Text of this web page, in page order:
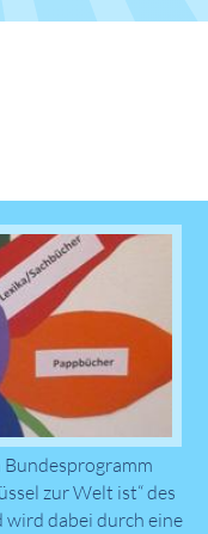
zur Welt ist“ des
dabei durch eine